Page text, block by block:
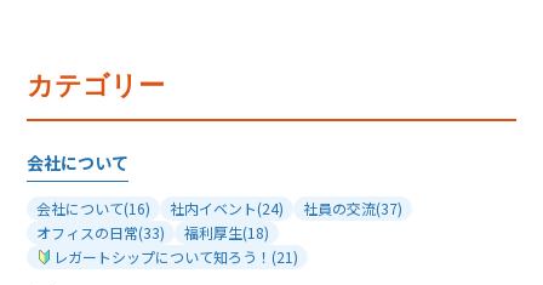
カテゴリー
会社について
会社について(16) 社内イベント(24) 社員の交流(37)
オフィスの日常(33) 福利厚生(18)
レガートシップについて知ろう！ (21)